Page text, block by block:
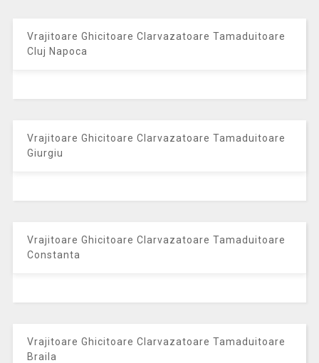
Vrajitoare Ghicitoare Clarvazatoare Tamaduitoare
Cluj Napoca
Vrajitoare Ghicitoare Clarvazatoare Tamaduitoare
Giurgiu
Vrajitoare Ghicitoare Clarvazatoare Tamaduitoare
Constanta
Vrajitoare Ghicitoare Clarvazatoare Tamaduitoare
Braila